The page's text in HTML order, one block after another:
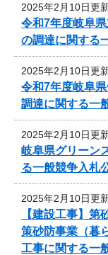
2025年2月10日更
令和7年度岐阜
の調達に関する
2025年2月10日更
令和7年度岐阜
調達に関する一
2025年2月10日更
岐阜県グリーン
る一般競争入札
2025年2月10日更
【建設工事】
策砂防事業（暮
工事に関する一